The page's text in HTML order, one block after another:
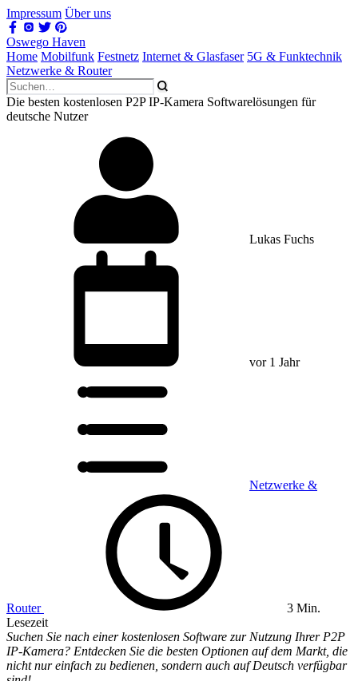
Impressum Über uns
Oswego Haven
Home Mobilfunk Festnetz Internet & Glasfaser 5G & Funktechnik
Netzwerke & Router
Die besten kostenlosen P2P IP-Kamera Softwarelösungen für
deutsche Nutzer
Lukas Fuchs
vor 1 Jahr
Netzwerke &
Router
3 Min.
Lesezeit
Suchen Sie nach einer kostenlosen Software zur Nutzung Ihrer P2P
IP-Kamera? Entdecken Sie die besten Optionen auf dem Markt, die
nicht nur einfach zu bedienen, sondern auch auf Deutsch verfügbar